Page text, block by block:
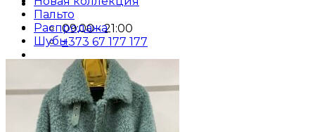
09:00 - 21:00
+373 67 177 177
Русский
Русский
Română
Пальто
Распродажа
Шубы